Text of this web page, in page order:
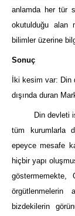
anlamda her tür
okutulduğu alan
bilimler üzerine
Sonuç
İki kesim var:
dışında duran
Din devleti
tüm kurumlarla
epeyce mesafe
hiçbir yapı
göstermemekte,
örgütlenmelerin
bizdekilerin